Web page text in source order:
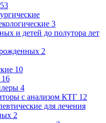
53
3
и детей до полутора лет
2
10
16
4
с анализом КТГ 12
для лечения
2